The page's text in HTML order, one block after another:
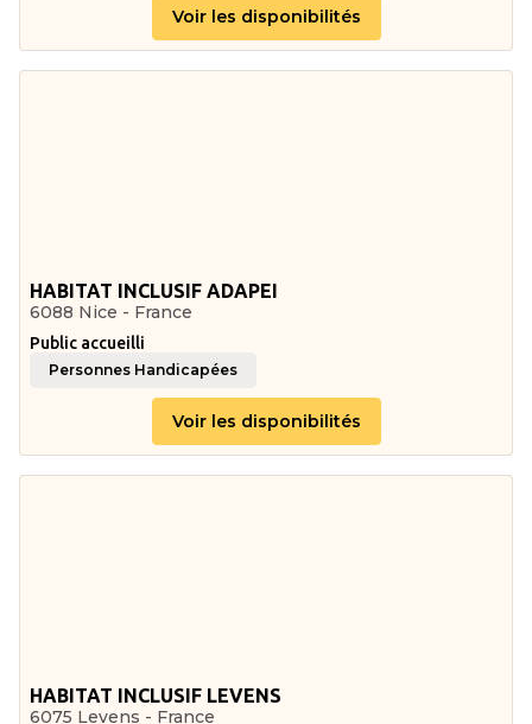
Voir les disponibilités
HABITAT INCLUSIF ADAPEI
6088 Nice - France
Public accueilli
Personnes Handicapées
Voir les disponibilités
HABITAT INCLUSIF LEVENS
6075 Levens - France